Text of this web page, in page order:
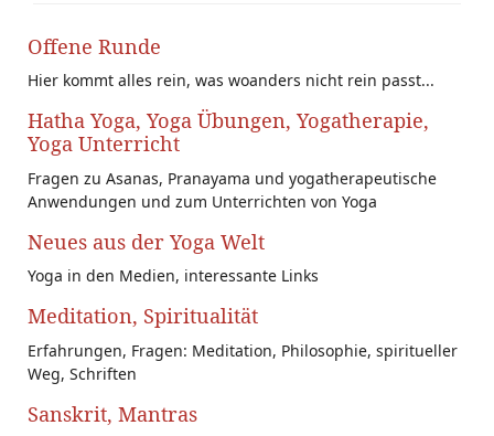
Offene Runde
Hier kommt alles rein, was woanders nicht rein passt...
Hatha Yoga, Yoga Übungen, Yogatherapie,
Yoga Unterricht
Fragen zu Asanas, Pranayama und yogatherapeutische
Anwendungen und zum Unterrichten von Yoga
Neues aus der Yoga Welt
Yoga in den Medien, interessante Links
Meditation, Spiritualität
Erfahrungen, Fragen: Meditation, Philosophie, spiritueller
Weg, Schriften
Sanskrit, Mantras